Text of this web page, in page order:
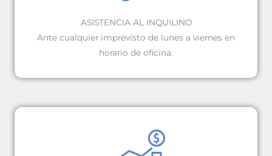
ASISTENCIA AL INQUILINO
Ante cualquier imprevisto de lunes a viernes en
horario de oficina.